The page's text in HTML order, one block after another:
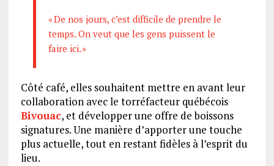
« De nos jours, c’est difficile de prendre le
temps. On veut que les gens puissent le
faire ici. »
Côté café, elles souhaitent mettre en avant leur
collaboration avec le torréfacteur québécois
Bivouac, et développer une offre de boissons
signatures. Une manière d’apporter une touche
plus actuelle, tout en restant fidèles à l’esprit du
lieu.